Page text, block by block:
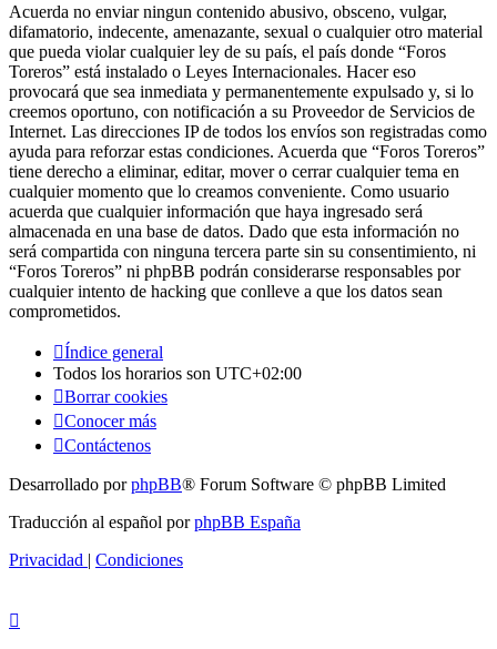
Acuerda no enviar ningun contenido abusivo, obsceno, vulgar,
difamatorio, indecente, amenazante, sexual o cualquier otro material
que pueda violar cualquier ley de su país, el país donde “Foros
Toreros” está instalado o Leyes Internacionales. Hacer eso
provocará que sea inmediata y permanentemente expulsado y, si lo
creemos oportuno, con notificación a su Proveedor de Servicios de
Internet. Las direcciones IP de todos los envíos son registradas como
ayuda para reforzar estas condiciones. Acuerda que “Foros Toreros”
tiene derecho a eliminar, editar, mover o cerrar cualquier tema en
cualquier momento que lo creamos conveniente. Como usuario
acuerda que cualquier información que haya ingresado será
almacenada en una base de datos. Dado que esta información no
será compartida con ninguna tercera parte sin su consentimiento, ni
“Foros Toreros” ni phpBB podrán considerarse responsables por
cualquier intento de hacking que conlleve a que los datos sean
comprometidos.
Índice general
Todos los horarios son UTC+02:00
Borrar cookies
Conocer más
Contáctenos
Desarrollado porphpBB® Forum Software © phpBB Limited
Traducción al español porphpBB España
Privacidad | Condiciones